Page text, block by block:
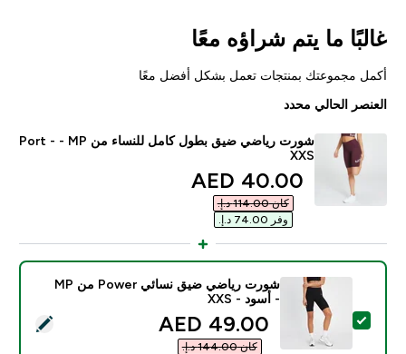
غالبًا ما يتم شراؤه معًا
أكمل مجموعتك بمنتجات تعمل بشكل أفضل معًا
العنصر الحالي محدد
شورت رياضي ضيق بطول كامل للنساء من MP ‏- Port -
XXS
discounted price
40.00 AED‎
كان ‏114.00 د.إ.‏‎
وفر ‏74.00 د.إ.‏‎
تحديد هذا المنتج - شورت رياضي ضيق نسائي Power من MP - أسود - XXS
شورت رياضي ضيق نسائي Power من MP
- أسود - XXS
discounted price
49.00 AED‎
كان ‏144.00 د.إ.‏‎